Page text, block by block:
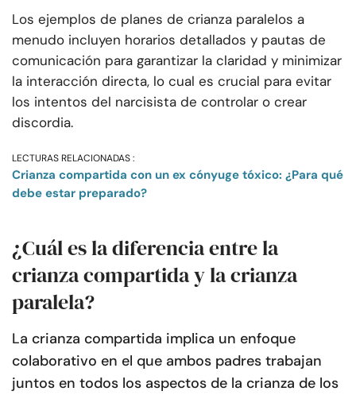
Los ejemplos de planes de crianza paralelos a
menudo incluyen horarios detallados y pautas de
comunicación para garantizar la claridad y minimizar
la interacción directa, lo cual es crucial para evitar
los intentos del narcisista de controlar o crear
discordia.
LECTURAS RELACIONADAS :
Crianza compartida con un ex cónyuge tóxico: ¿Para qué
debe estar preparado?
¿Cuál es la diferencia entre la
crianza compartida y la crianza
paralela?
La crianza compartida implica un enfoque
colaborativo en el que ambos padres trabajan
juntos en todos los aspectos de la crianza de los